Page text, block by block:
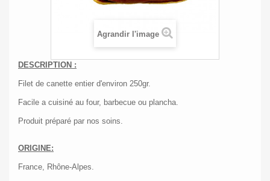
Agrandir l'image
DESCRIPTION :
Filet de canette entier d'environ 250gr.
Facile a cuisiné au four, barbecue ou plancha.
Produit préparé par nos soins.
ORIGINE:
France, Rhône-Alpes.